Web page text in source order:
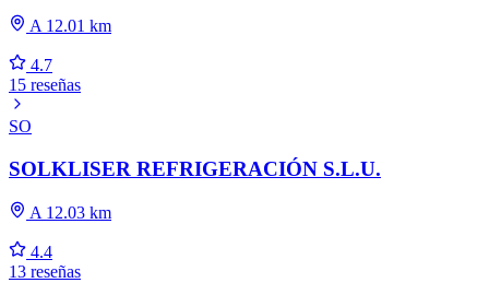
A 12.01 km
4.7
15 reseñas
SO
SOLKLISER REFRIGERACIÓN S.L.U.
A 12.03 km
4.4
13 reseñas